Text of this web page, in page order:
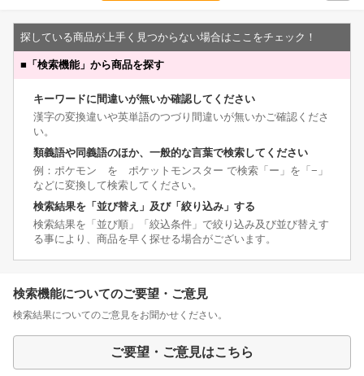
探している商品が上手く見つからない場合はここをチェック！
■ 「検索機能」から商品を探す
キーワードに間違いが無いか確認してください
漢字の変換違いや英単語のつづり間違いが無いかご確認くださ
い。
類義語や同義語のほか、一般的な言葉で検索してください
例：ポケモン を ポケットモンスター で検索「ー」を「−」
などに変換して検索してください。
検索結果を「並び替え」及び「絞り込み」する
検索結果を「並び順」「絞込条件」で絞り込み及び並び替えす
る事により、商品を早く探せる場合がございます。
検索機能についてのご要望・ご意見
検索結果についてのご意見をお聞かせください。
ご要望・ご意見はこちら